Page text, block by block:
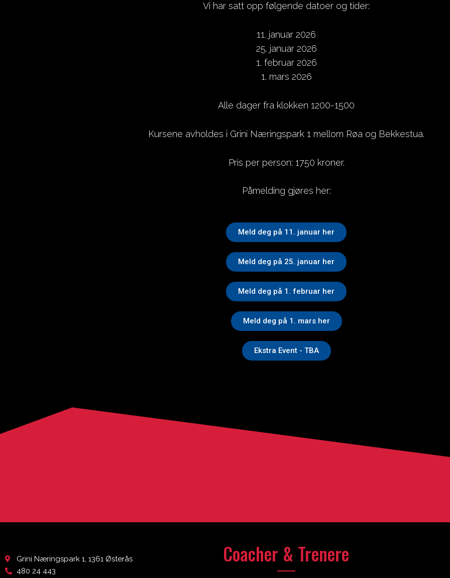
Vi har satt opp følgende datoer og tider:
11. januar 2026
25. januar 2026
1. februar 2026
1. mars 2026
Alle dager fra klokken 1200-1500
Kursene avholdes i Grini Næringspark 1 mellom Røa og Bekkestua.
Pris per person: 1750 kroner.
Påmelding gjøres her:
Meld deg på 11. januar her
Meld deg på 25. januar her
Meld deg på 1. februar her
Meld deg på 1. mars her
Ekstra Event - TBA
Grini Næringspark 1, 1361 Østerås
480 24 443
Coacher & Trenere